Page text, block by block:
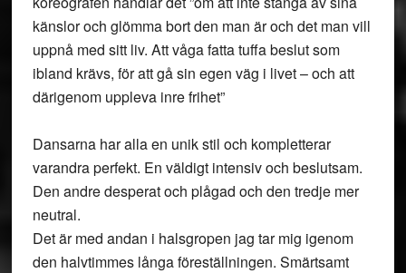
känslor och glömma bort den man är och det man vill
uppnå med sitt liv. Att våga fatta tuffa beslut som
ibland krävs, för att gå sin egen väg i livet – och att
därigenom uppleva inre frihet”
Dansarna har alla en unik stil och kompletterar
varandra perfekt. En väldigt intensiv och beslutsam.
Den andre desperat och plågad och den tredje mer
neutral.
Det är med andan i halsgropen jag tar mig igenom
den halvtimmes långa föreställningen. Smärtsamt